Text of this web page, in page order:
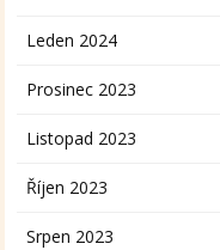
Leden 2024
Prosinec 2023
Listopad 2023
Říjen 2023
Srpen 2023